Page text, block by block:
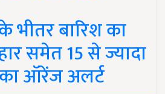
भीतर बारिश का
समेत 15 से ज्यादा
ऑरेंज अलर्ट